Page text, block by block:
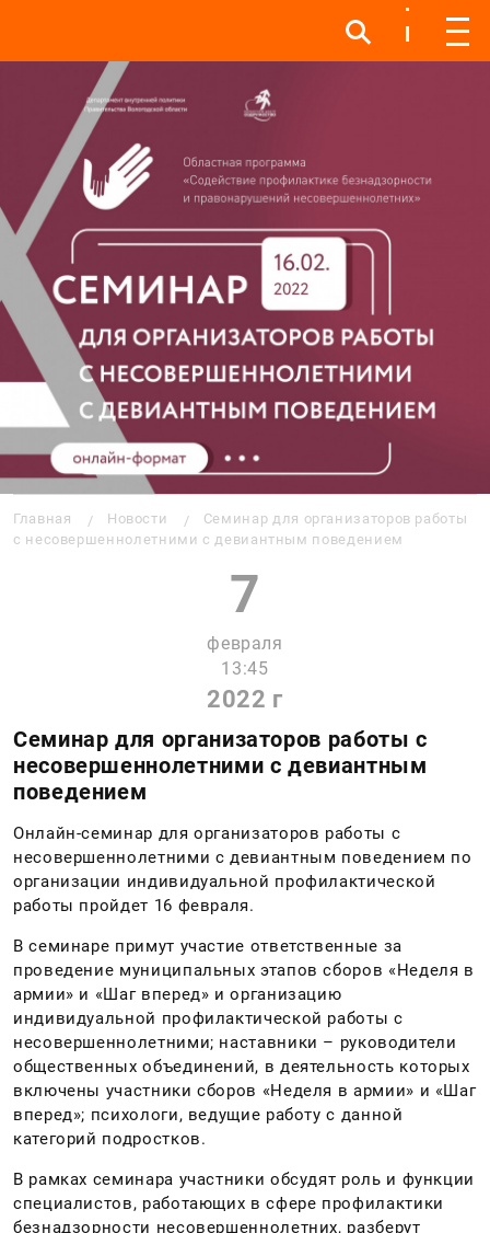
Инфо Инфо Меню
Главная Новости
Семинар для организаторов работы
с несовершеннолетними с девиантным поведением
7
февраля
13:45
2022 г
Семинар для организаторов работы с
несовершеннолетними с девиантным
поведением
Онлайн-семинар для организаторов работы с
несовершеннолетними с девиантным поведением по
организации индивидуальной профилактической
работы пройдет 16 февраля.
В семинаре примут участие ответственные за
проведение муниципальных этапов сборов «Неделя в
армии» и «Шаг вперед» и организацию
индивидуальной профилактической работы с
несовершеннолетними; наставники – руководители
общественных объединений, в деятельность которых
включены участники сборов «Неделя в армии» и «Шаг
вперед»; психологи, ведущие работу с данной
категорий подростков.
В рамках семинара участники обсудят роль и функции
специалистов, работающих в сфере профилактики
безнадзорности несовершеннолетних, разберут